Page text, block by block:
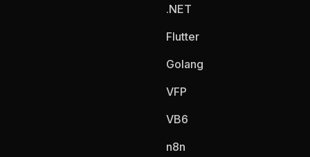
.NET
Flutter
Golang
VFP
VB6
n8n